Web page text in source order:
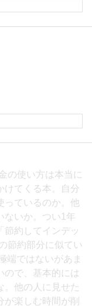
使い方は本当に
けてくる本。自分
っているのか。他
ないか。つい1年
節約してインデッ
節約部分に似てい
端ではないがあま
ので、基本的には
。他の人に見せた
が楽しむ時間が削